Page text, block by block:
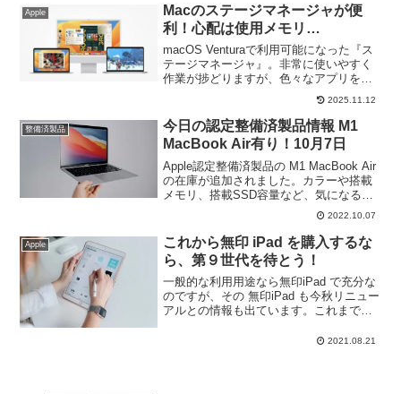
Apple
Macのステージマネージャが便
利！心配は使用メモリ…
macOS Venturaで利用可能になった『ス
テージマネージャ』。非常に使いやすく
作業が捗どりますが、色々なアプリを開
いているのでメモリ消費が増えるのも事
実です。これからMac購入を検討されて
いる方は必見です。
2025.11.12
整備済製品
今日の認定整備済製品情報 M1
MacBook Air有り！10月7日
Apple認定整備済製品の M1 MacBook Air
の在庫が追加されました。カラーや搭載
メモリ、搭載SSD容量など、気になる方
は在庫切れになる前に早めのチェックを
オススメします。Apple認定整備済製品の
M1 MacBook Air はこちら！
2022.10.07
Apple
これから無印 iPad を購入するな
ら、第９世代を待とう！
一般的な利用用途なら無印iPad で充分な
のですが、その 無印iPad も今秋リニュー
アルとの情報も出ています。これまで
えてきましたが、今回 無印iPad はなぜ待
2021.08.21